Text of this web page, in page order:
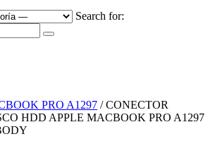
Search for:
PRO A1297 / CONECTOR
HDD APPLE MACBOOK PRO A1297